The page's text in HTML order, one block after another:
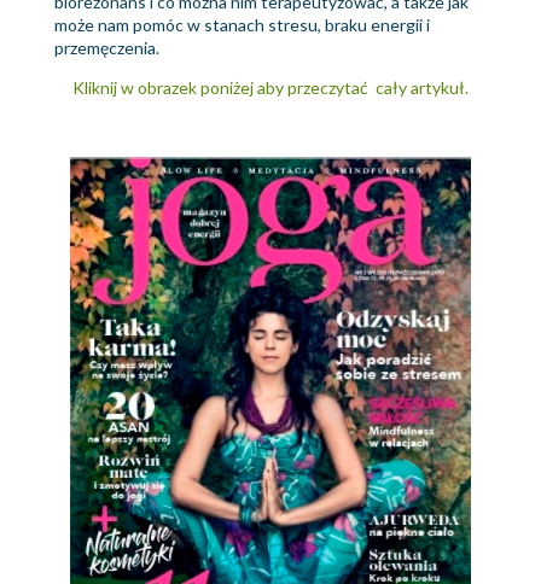
może nam pomóc w stanach stresu, braku energii i
przemęczenia.
Kliknij w obrazek poniżej aby przeczytać cały artykuł.